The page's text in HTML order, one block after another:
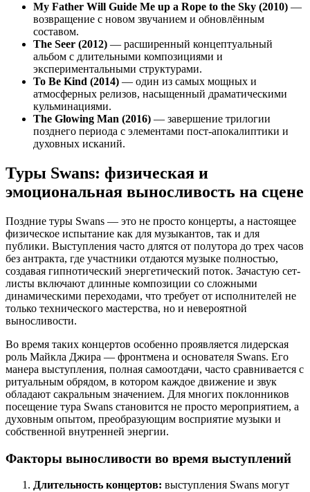
My Father Will Guide Me up a Rope to the Sky (2010) —
возвращение с новом звучанием и обновлённым
составом.
The Seer (2012) — расширенный концептуальный
альбом с длительными композициями и
экспериментальными структурами.
To Be Kind (2014) — один из самых мощных и
атмосферных релизов, насыщенный драматическими
кульминациями.
The Glowing Man (2016) — завершение трилогии
позднего периода с элементами пост-апокалиптики и
духовных исканий.
Туры Swans: физическая и
эмоциональная выносливость на сцене
Поздние туры Swans — это не просто концерты, а настоящее
физическое испытание как для музыкантов, так и для
публики. Выступления часто длятся от полутора до трех часов
без антракта, где участники отдаются музыке полностью,
создавая гипнотический энергетический поток. Зачастую сет-
листы включают длинные композиции со сложными
динамическими переходами, что требует от исполнителей не
только технического мастерства, но и невероятной
выносливости.
Во время таких концертов особенно проявляется лидерская
роль Майкла Джира — фронтмена и основателя Swans. Его
манера выступления, полная самоотдачи, часто сравнивается с
ритуальным обрядом, в котором каждое движение и звук
обладают сакральным значением. Для многих поклонников
посещение тура Swans становится не просто мероприятием, а
духовным опытом, преобразующим восприятие музыки и
собственной внутренней энергии.
Факторы выносливости во время выступлений
Длительность концертов: выступления Swans могут